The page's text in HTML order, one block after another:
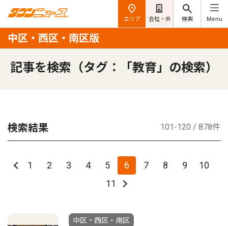
エリア 会社・IR 検索 Menu
中区・西区・南区版
記事を検索（タグ：「教育」の検索）
検索結果 101-120 / 878件
1 2 3 4 5 6 7 8 9
10
11
中区・西区・南区